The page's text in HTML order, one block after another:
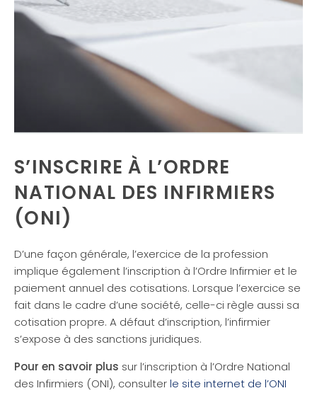
S’INSCRIRE À L’ORDRE
NATIONAL DES INFIRMIERS
(ONI)
D’une façon générale, l’exercice de la profession
implique également l’inscription à l’Ordre Infirmier et le
paiement annuel des cotisations. Lorsque l’exercice se
fait dans le cadre d’une société, celle-ci règle aussi sa
cotisation propre. A défaut d’inscription, l’infirmier
s’expose à des sanctions juridiques.
Pour en savoir plus sur l’inscription à l’Ordre National
des Infirmiers (ONI), consulterle site internet de l’ONI